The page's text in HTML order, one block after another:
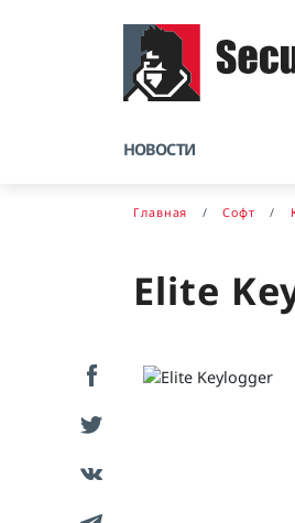
НОВОСТИ
Главная Софт
Elite